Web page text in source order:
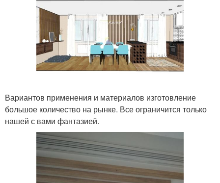
Вариантов применения и материалов изготовление
большое количество на рынке. Все ограничится только
нашей с вами фантазией.